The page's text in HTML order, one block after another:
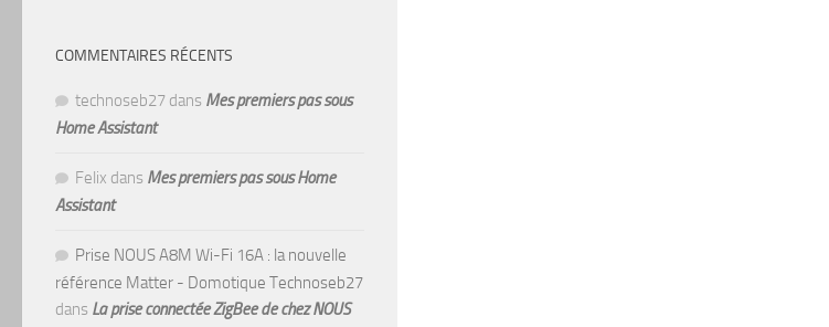
COMMENTAIRES RÉCENTS
technoseb27 dans Mes premiers pas sous
Home Assistant
Felix dans Mes premiers pas sous Home
Assistant
Prise NOUS A8M Wi-Fi 16A : la nouvelle
référence Matter - Domotique Technoseb27
dans La prise connectée ZigBee de chez NOUS